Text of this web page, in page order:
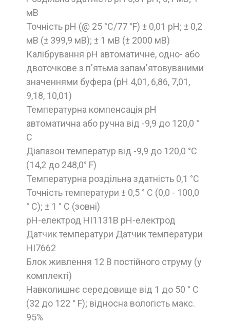
мВ
Точність рН (@ 25 °C/77 °F) ± 0,01 pH; ± 0,2
мВ (± 399,9 мВ); ± 1 мВ (± 2000 мВ)
Калібрування рН автоматичне, одно- або
двоточкове з п'ятьма запам'ятовуваними
значеннями буфера (pH 4,01, 6,86, 7,01,
9,18, 10,01)
Температурна компенсація pH
автоматична або ручна від -9,9 до 120,0 °
C
Діапазон температур від -9,9 до 120,0 °C
(14,2 до 248,0° F)
Температурна роздільна здатність 0,1 °C
Точність температури ± 0,5 ° C (0,0 - 100,0
° C); ± 1 ° C (зовні)
рН-електрод HI1131B рН-електрод
Датчик температури Датчик температури
HI7662
Блок живлення 12 В постійного струму (у
комплекті)
Навколишнє середовище від 1 до 50 ° C
(32 до 122 ° F); відносна вологість макс.
95%